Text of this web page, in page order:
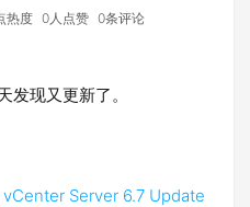
热度 0人点赞 0条评论
发现又更新了。
Server 6.7 Update